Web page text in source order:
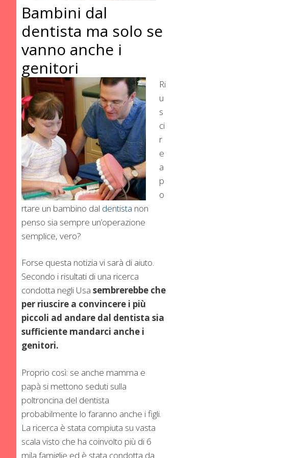
Bambini dal
dentista ma solo se
vanno anche i
genitori
Ri
u
s
ci
r
e
a
p
o
rtare un bambino dal dentista non
penso sia sempre un’operazione
semplice, vero?
Forse questa notizia vi sarà di aiuto.
Secondo i risultati di una ricerca
condotta negli Usa sembrerebbe che
per riuscire a convincere i più
piccoli ad andare dal dentista sia
sufficiente mandarci anche i
genitori.
Proprio così: se anche mamma e
papà si mettono seduti sulla
poltroncina del dentista
probabilmente lo faranno anche i figli.
La ricerca è stata compiuta su vasta
scala visto che ha coinvolto più di 6
mila famiglie ed è stata condotta da